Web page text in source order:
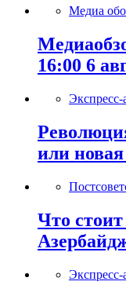
Медиа
16:00 6
Экспресс-
или
Что
Экспресс-